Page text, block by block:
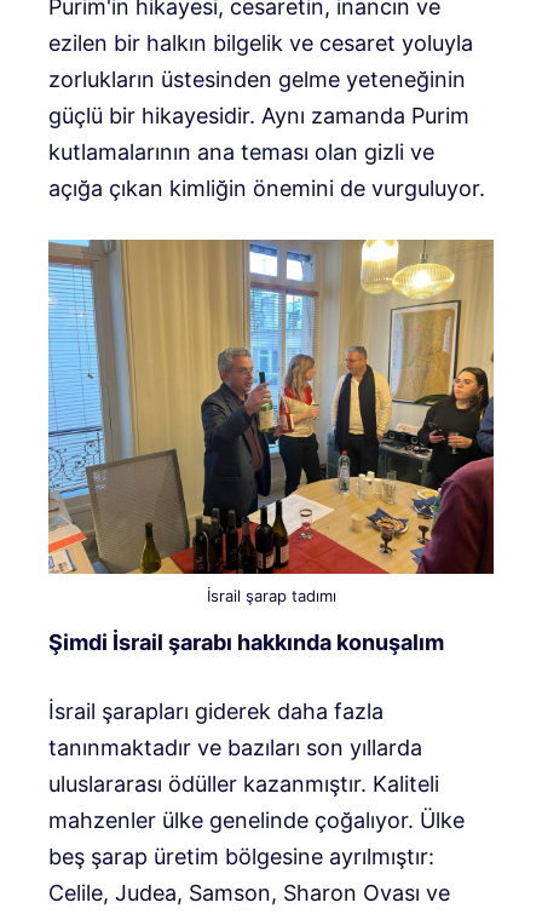
Purim'in hikayesi, cesaretin, inancın ve
ezilen bir halkın bilgelik ve cesaret yoluyla
zorlukların üstesinden gelme yeteneğinin
güçlü bir hikayesidir. Aynı zamanda Purim
kutlamalarının ana teması olan gizli ve
açığa çıkan kimliğin önemini de vurguluyor.
İsrail şarap tadımı
Şimdi İsrail şarabı hakkında konuşalım
İsrail şarapları giderek daha fazla
tanınmaktadır ve bazıları son yıllarda
uluslararası ödüller kazanmıştır. Kaliteli
mahzenler ülke genelinde çoğalıyor. Ülke
beş şarap üretim bölgesine ayrılmıştır:
Celile, Judea, Samson, Sharon Ovası ve